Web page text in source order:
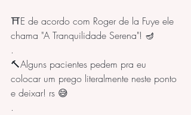
⛩️E de acordo com Roger de la Fuye ele
chama "A Tranquilidade Serena"! 🪔
.
🔨Alguns pacientes pedem pra eu
colocar um prego literalmente neste ponto
e deixar! rs 😅
.